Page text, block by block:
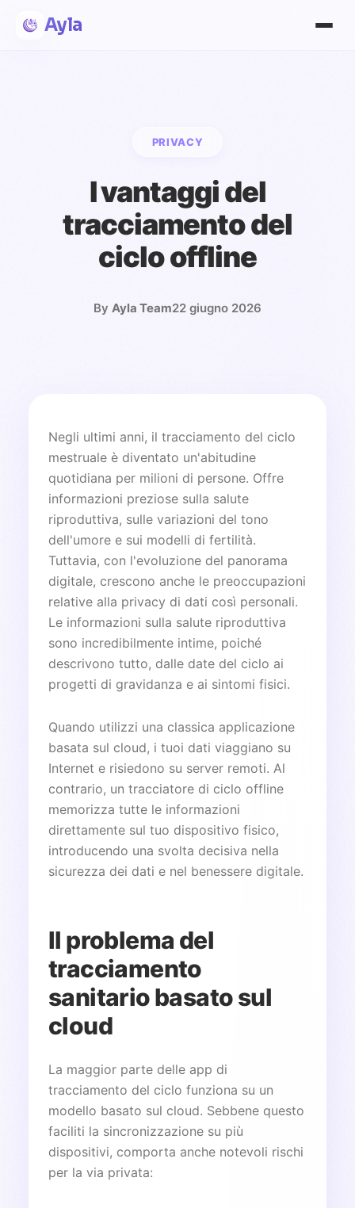
Ayla
PRIVACY
I vantaggi del
tracciamento del
ciclo offline
By Ayla Team22 giugno 2026
Negli ultimi anni, il tracciamento del ciclo
mestruale è diventato un'abitudine
quotidiana per milioni di persone. Offre
informazioni preziose sulla salute
riproduttiva, sulle variazioni del tono
dell'umore e sui modelli di fertilità.
Tuttavia, con l'evoluzione del panorama
digitale, crescono anche le preoccupazioni
relative alla privacy di dati così personali.
Le informazioni sulla salute riproduttiva
sono incredibilmente intime, poiché
descrivono tutto, dalle date del ciclo ai
progetti di gravidanza e ai sintomi fisici.
Quando utilizzi una classica applicazione
basata sul cloud, i tuoi dati viaggiano su
Internet e risiedono su server remoti. Al
contrario, un tracciatore di ciclo offline
memorizza tutte le informazioni
direttamente sul tuo dispositivo fisico,
introducendo una svolta decisiva nella
sicurezza dei dati e nel benessere digitale.
Il problema del
tracciamento
sanitario basato sul
cloud
La maggior parte delle app di
tracciamento del ciclo funziona su un
modello basato sul cloud. Sebbene questo
faciliti la sincronizzazione su più
dispositivi, comporta anche notevoli rischi
per la via privata: